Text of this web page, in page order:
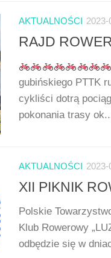
AKTUALNOŚCI 2023-
RAJD
gubińskiego PTTK
cykliści dotrą
pokonania trasy
AKTUALNOŚCI 2023-
XII PIKNIK
Polskie
Klub Rowerowy
odbędzie się w